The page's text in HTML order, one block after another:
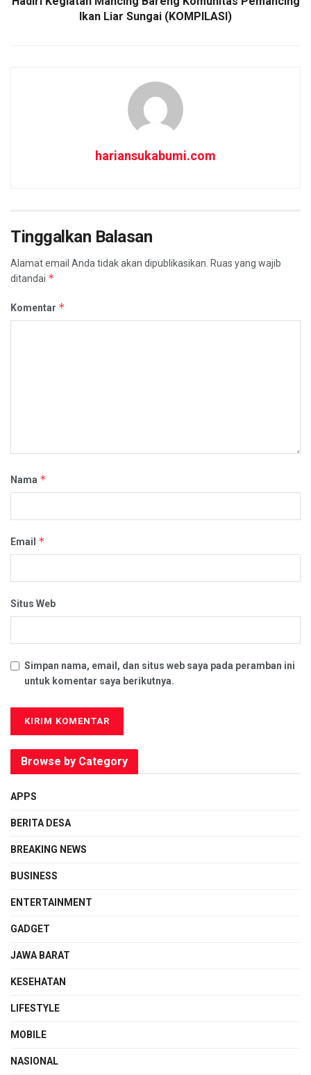
Ikan Liar Sungai (KOMPILASI)
hariansukabumi.com
Tinggalkan Balasan
Alamat email Anda tidak akan dipublikasikan. Ruas yang wajib
ditandai *
Komentar *
Nama *
Email *
Situs Web
Simpan nama, email, dan situs web saya pada peramban ini
untuk komentar saya berikutnya.
Browse by Category
APPS
BERITA DESA
BREAKING NEWS
BUSINESS
ENTERTAINMENT
GADGET
JAWA BARAT
KESEHATAN
LIFESTYLE
MOBILE
NASIONAL